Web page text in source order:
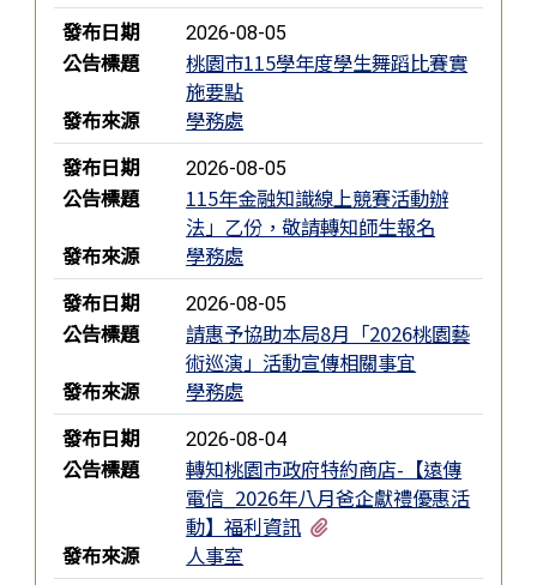
發布日期
2026-08-05
公告標題
桃園市115學年度學生舞蹈比賽實
施要點
發布來源
學務處
發布日期
2026-08-05
公告標題
115年金融知識線上競賽活動辦
法」乙份，敬請轉知師生報名
發布來源
學務處
發布日期
2026-08-05
公告標題
請惠予協助本局8月「2026桃園藝
術巡演」活動宣傳相關事宜
發布來源
學務處
發布日期
2026-08-04
公告標題
轉知桃園市政府特約商店-【遠傳
電信_2026年八月爸企獻禮優惠活
動】福利資訊
發布來源
人事室